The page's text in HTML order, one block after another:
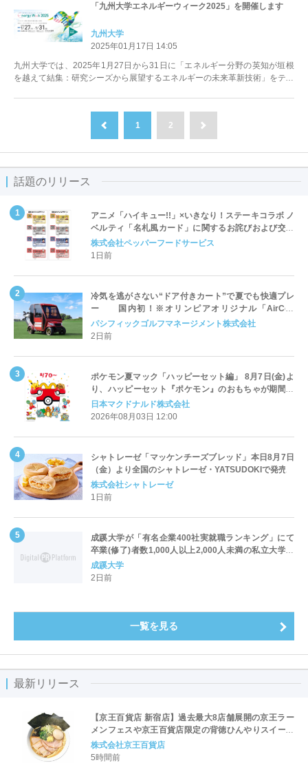
「九州大学エネルギーウィーク2025」を開催します
九州大学
2025年01月17日 14:05
九州大学では、2025年1月27日から31日に「エネルギー分野の英知が垣根
を越えて結集：研究シーズから展望するエネルギーの未来革新技術」をテー
1 2
話題のリリース
アニメ「ハイキュー!!」×いきなり！ステーキコラボ ノ
ベルティ「名札風カード」に関するお詫びおよび交換
対応についてのご案内
株式会社ペッパーフードサービス
1日前
冷気を逃がさない“ドア付きカート”で夏でも快適プレ
ー 国内初！※オリンピアオリジナル「AirCon
Cart（エアコンカート）」導入 | ＰＧＭ
パシフィックゴルフマネージメント株式会社
2日前
ポケモン夏マック「ハッピーセット編」 8月7日(金)よ
り、ハッピーセット『ポケモン』のおもちゃが期間限
定登場
日本マクドナルド株式会社
2026年08月03日 12:00
シャトレーゼ「マッケンチーズブレッド」本日8月7日
（金）より全国のシャトレーゼ・YATSUDOKIで発売
株式会社シャトレーゼ
1日前
成蹊大学が「有名企業400社実就職ランキング」にて
卒業(修了)者数1,000人以上2,000人未満の私立大学で
全国第1位を獲得！～実就職率は26.5%（前年比＋
4.3pt）に伸長、東京の私立大学でも10位にランクイン
成蹊大学
2日前
一覧を見る
最新リリース
【京王百貨店 新宿店】過去最大8店舗展開の京王ラー
メンフェスや京王百貨店限定の背徳ひんやりスイーツ
など、実演グルメが充実 過去最長21日間、計90店舗
出店の 「大北海道展」
株式会社京王百貨店
5時間前